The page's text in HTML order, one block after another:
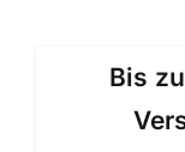
Bis